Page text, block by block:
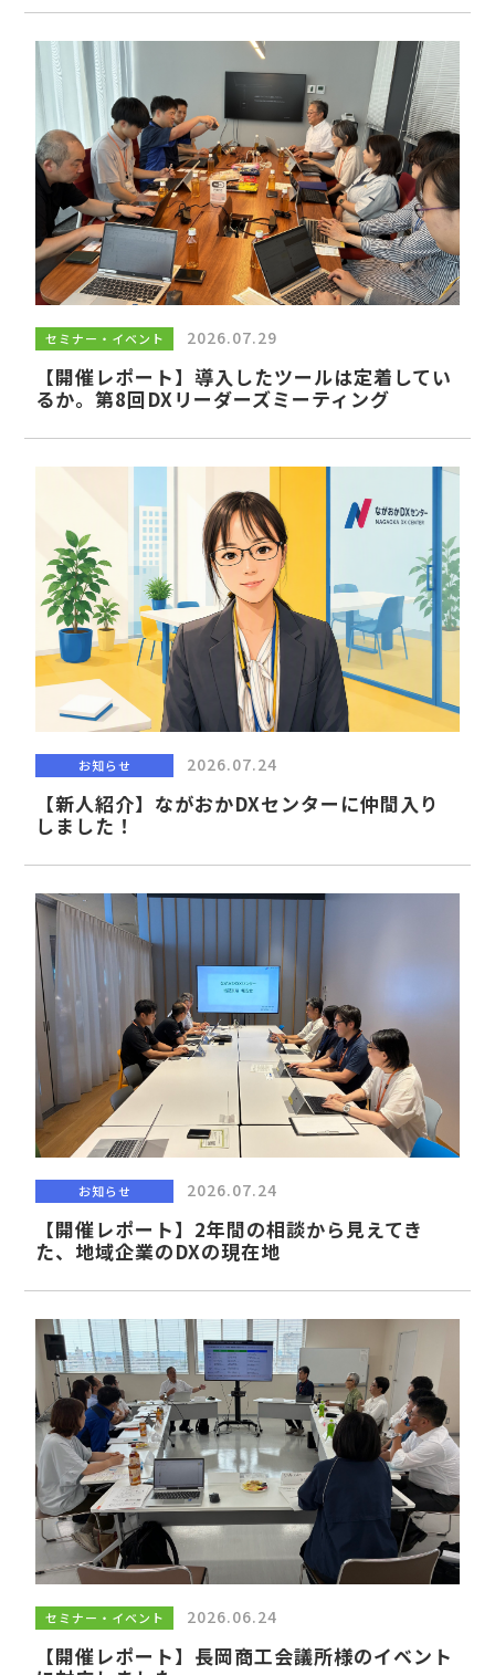
ログイン
サイトマップ
利用規約
運営会社
個人情報保護方針
セミナー・イベント 2026.07.29
【開催レポート】導入したツールは定着してい
るか。第8回DXリーダーズミーティング
お知らせ 2026.07.24
【新人紹介】ながおかDXセンターに仲間入り
しました！
お知らせ 2026.07.24
【開催レポート】2年間の相談から見えてき
た、地域企業のDXの現在地
セミナー・イベント 2026.06.24
【開催レポート】長岡商工会議所様のイベント